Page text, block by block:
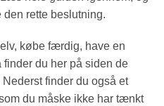
rette beslutning.
købe færdig, have en
du her på siden de
finder du også et
du måske ikke har tænkt